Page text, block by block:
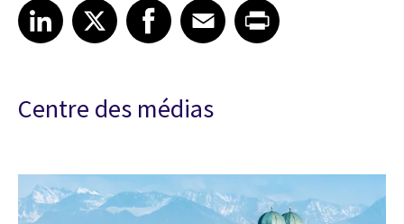
Share article on LinkedIn
LinkedIn
Share article on XShare article on Facebook
Facebook
Share article on Email
EmailShare article on Print
Centre des médias